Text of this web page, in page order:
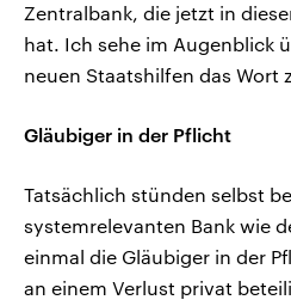
Zentralbank, die jetzt in
hat. Ich sehe im Augenblick
neuen Staatshilfen das Wort
Gläubiger in der Pflicht
Tatsächlich stünden selbst
systemrelevanten Bank wie
einmal die Gläubiger in der
an einem Verlust privat